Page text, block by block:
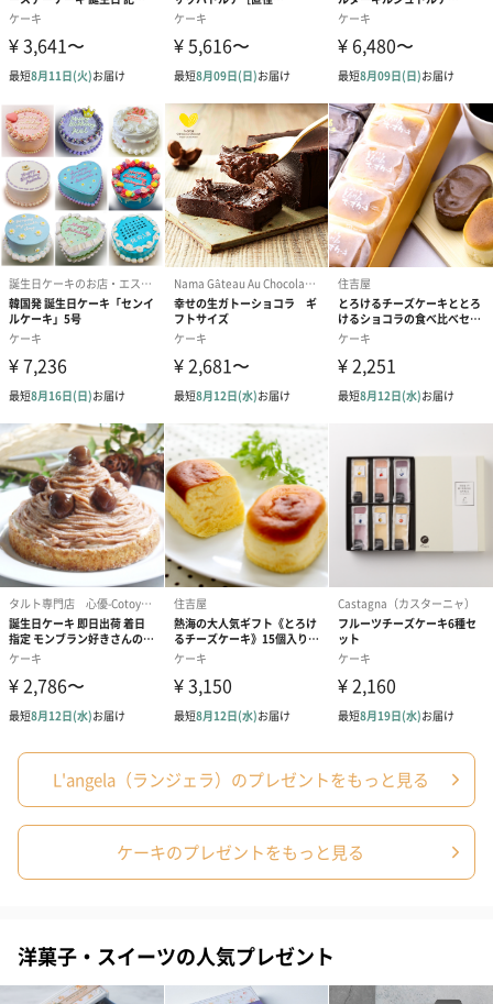
商品詳細情報
原材料
生クリーム（国内製造・クリームチーズ・砂糖・牛
乳・卵黄・レモン・小麦粉・アーモンドプードル・フ
ランボワーズ・ゼラチン
長さ・幅・高
さ
150mm・150mm・80mm
重さ/内容量
567g
外装の形状
直方体ケーキ箱
サイズ（外
装）
170mm・170mm・100mm
ジ全体重量
パッケージ内
同梱物
説明書
製造国
日本（静岡県）
保存方法
冷凍（－18度以下）で保存。解凍後は冷蔵庫で保存の
上、当日中にお召あがりください。
お届けからの
賞味期限
製造日より冷凍で1週間。解凍後当日
アレルゲン
小麦・卵・乳成分・ゼラチン
対応可能オプ
ション
無料オプション
●【チョコレートプレート】
プレートなし
Happy Wedding
Happy Anniversary
Thank you
Congratulation
おたんじょうびおめでとう
転写シート（ご自身でお書きいただきます）
※ご希望のメッセージをお選びいただきます。
・バラのマドレーヌとの同梱は出来兼ねますので別便
L'angela（ランジェラ）のプレゼントをもっと見る
ケーキのプレゼントをもっと見る
洋菓子・スイーツの人気プレゼント